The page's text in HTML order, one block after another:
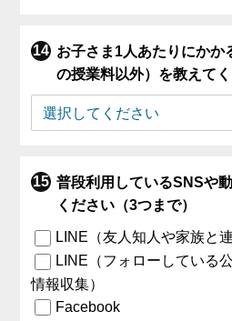
お子さま1人あたりにかか
の授業料以外）を教えてく
普段利用しているSNSや
ください（3つまで）
LINE（友人知人や家族と連
LINE（フォローしている
情報収集）
Facebook